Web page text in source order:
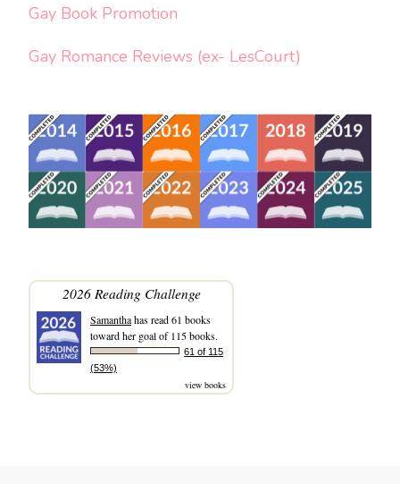
Gay Book Promotion
Gay Romance Reviews (ex- LesCourt)
2026 Reading Challenge
Samanthahas read 61 books
toward her goal of 115 books.
61 of 115
(53%)
view books